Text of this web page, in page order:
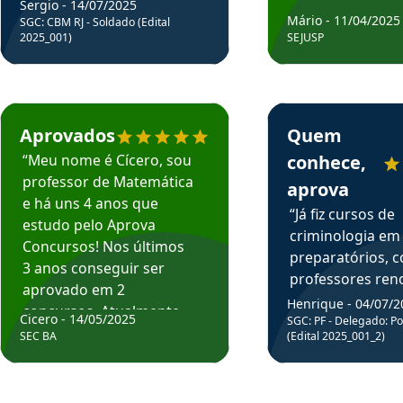
em depoimento
Sergio - 14/07/2025
SGC: CBM RJ - Soldado (Edital
2025_001)
Estudante Cicero recomenda o Aprova Concursos em depoimento
Aprovados
“Meu nome é Cícero, sou
professor de Matemática
e há uns 4 anos que
estudo pelo Aprova
Concursos! Nos últimos
3 anos conseguir ser
aprovado em 2
concursos. Atualmente,
estou atuando como
Cicero - 14/05/2025
SEC BA
Mário - 11/04/2025
SEJUSP
Estudante Henrique
Quem
conhece,
aprova
“Já fiz cursos de
criminologia em
preparatórios,
professores
fiz curso em pós
graduação.
Professor do
sem dúvida, o
Henrique - 04/07/
SGC: PF - Delegado:
(Edital 2025_001_2)